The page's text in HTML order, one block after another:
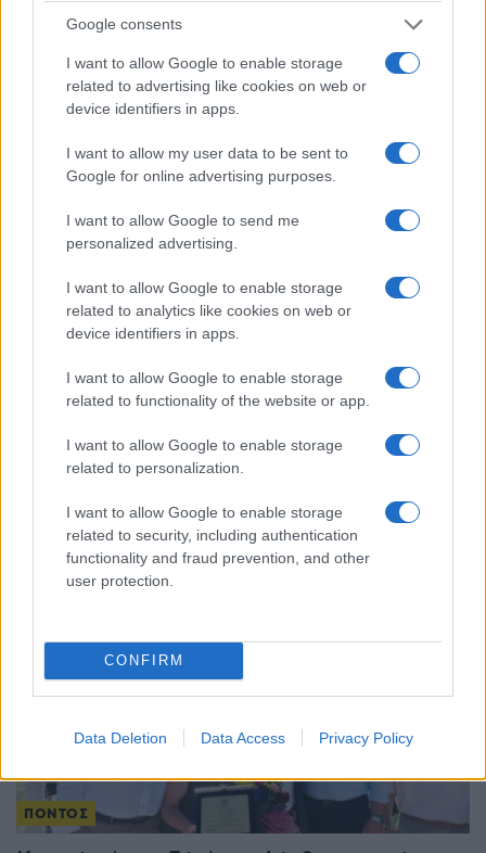
Google consents
I want to allow Google to enable storage
related to advertising like cookies on web or
device identifiers in apps.
I want to allow my user data to be sent to
Google for online advertising purposes.
I want to allow Google to send me
personalized advertising.
I want to allow Google to enable storage
related to analytics like cookies on web or
device identifiers in apps.
I want to allow Google to enable storage
related to functionality of the website or app.
I want to allow Google to enable storage
related to personalization.
I want to allow Google to enable storage
related to security, including authentication
functionality and fraud prevention, and other
user protection.
CONFIRM
Data Deletion Data Access Privacy Policy
ΣΥΛΛΟΓΟΙ
Ένωση Ποντίων Πιερίας: Με τα λαμπρότερα
χρώματα πέρασαν στην ιστορία τα 28α «Ποντιακά
πολιτιστικά δρώμενα»
2/08/2026 - 10:34μμ
Ακρινή Κοζάνης: Έκαναν το ποντιακό σιρόν
γλυκό, και κέρδισαν το A’ βραβείο
2/08/2026 - 9:45μμ
ΠΟΝΤΟΣ